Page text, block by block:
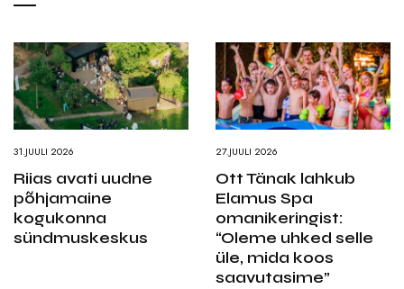
31.JUULI 2026
Riias avati uudne
põhjamaine
kogukonna
sündmuskeskus
27.JUULI 2026
Ott Tänak lahkub
Elamus Spa
omanikeringist:
“Oleme uhked selle
üle, mida koos
saavutasime”